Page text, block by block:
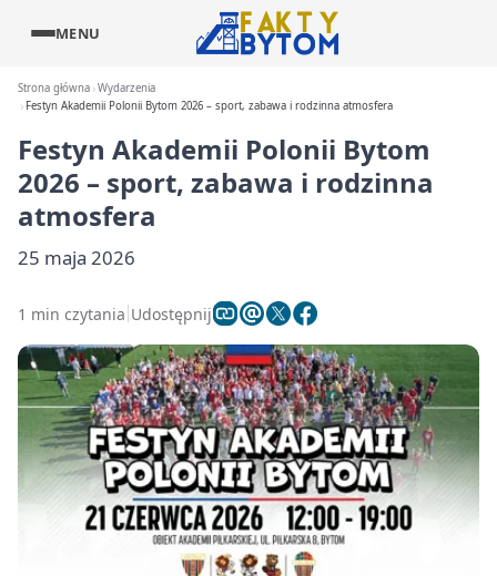
MENU
Strona główna Wydarzenia
Festyn Akademii Polonii Bytom 2026 – sport, zabawa i rodzinna atmosfera
Festyn Akademii Polonii Bytom
2026 – sport, zabawa i rodzinna
atmosfera
25 maja 2026
1 min czytania Udostępnij